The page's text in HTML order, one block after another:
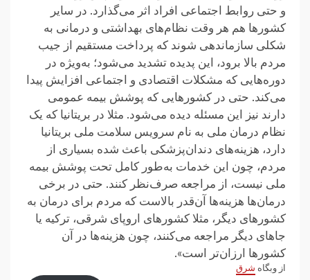
و حتی روابط اجتماعی افراد اثر می‌گذارد. در سایر
کشورها هم هر وقت نظام‌های بهداشتی و درمانی به
شکلی سازماندهی شوند که پرداخت مستقیم از جیب
مردم بالا برود، این پدیده تشدید می‌شود؛ به‌ویژه در
دوره‌هایی که مشکلات اقتصادی و اجتماعی افزایش پیدا
می‌کند. حتی در کشورهایی که پوشش بیمه عمومی
دارند نیز این مسئله دیده می‌شود. مثلا در بریتانیا که یک
نظام درمان ملی به نام سرویس سلامت ملی بریتانیا
دارد، هزینه‌های دندان‌پزشکی باعث شده بسیاری از
مردم، چون این خدمات به‌طور کامل تحت پوشش بیمه
ملی نیست، از مراجعه صرف‌نظر کنند. حتی در برخی
درمان‌ها هزینه‌ها آن‌قدر بالاست که مردم برای درمان به
کشورهای دیگر، مثلا کشورهای اروپای شرقی، ترکیه یا
جاهای دیگر مراجعه می‌کنند، چون هزینه‌ها در آن
کشورها ارزان‌تر است».
از وبگاه شرق